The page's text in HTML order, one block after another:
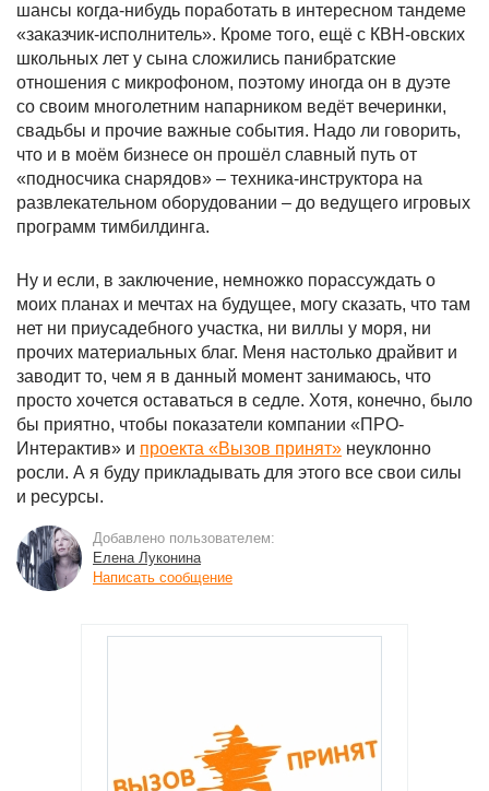
шансы когда-нибудь поработать в интересном тандеме
«заказчик-исполнитель». Кроме того, ещё с КВН-овских
школьных лет у сына сложились панибратские
отношения с микрофоном, поэтому иногда он в дуэте
со своим многолетним напарником ведёт вечеринки,
свадьбы и прочие важные события. Надо ли говорить,
что и в моём бизнесе он прошёл славный путь от
«подносчика снарядов» – техника-инструктора на
развлекательном оборудовании – до ведущего игровых
программ тимбилдинга.
Ну и если, в заключение, немножко порассуждать о
моих планах и мечтах на будущее, могу сказать, что там
нет ни приусадебного участка, ни виллы у моря, ни
прочих материальных благ. Меня настолько драйвит и
заводит то, чем я в данный момент занимаюсь, что
просто хочется оставаться в седле. Хотя, конечно, было
бы приятно, чтобы показатели компании «ПРО-
Интерактив» и проекта «Вызов принят» неуклонно
росли. А я буду прикладывать для этого все свои силы
и ресурсы.
Добавлено пользователем:
Елена Луконина
Написать сообщение